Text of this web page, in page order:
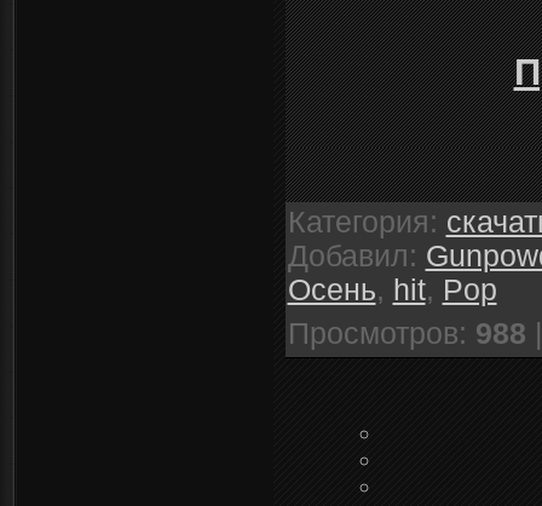
Категория:
Добавил:
Oсень, hit, Pop
Просмотров: 988